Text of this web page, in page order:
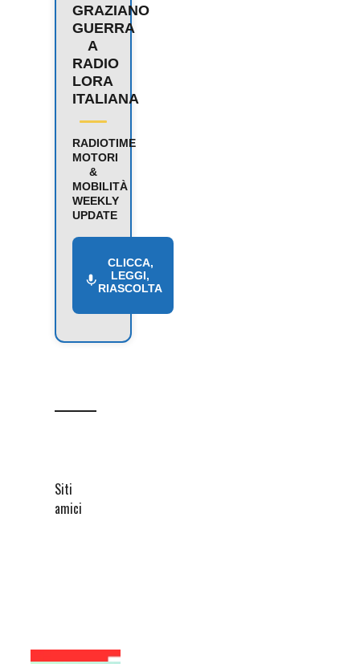
GRAZIANO
GUERRA
A
RADIO
LORA
ITALIANA
RADIOTIME
MOTORI
&
MOBILITÀ
WEEKLY
UPDATE
CLICCA,
LEGGI,
RIASCOLTA
Siti
amici